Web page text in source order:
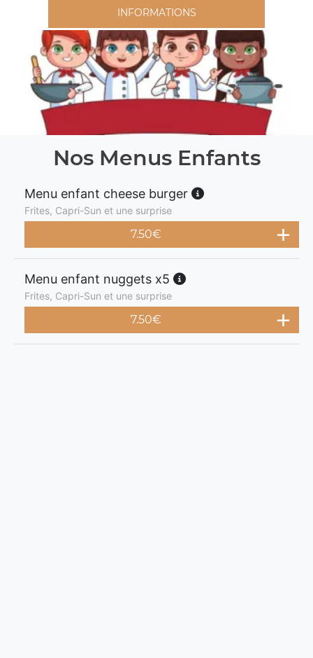
INFORMATIONS
Nos Menus Enfants
Menu enfant cheese burger
Frites, Capri-Sun et une surprise
7.50€
Menu enfant nuggets x5
Frites, Capri-Sun et une surprise
7.50€